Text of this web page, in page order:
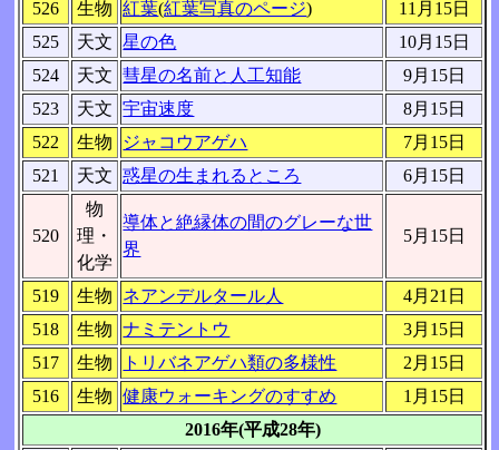
526
生物 紅葉(紅葉写真のページ)
11月15日
525
天文 星の色
10月15日
524
天文 彗星の名前と人工知能
9月15日
523
天文 宇宙速度
8月15日
522
生物 ジャコウアゲハ
7月15日
521
天文 惑星の生まれるところ 6月15日
520
物
理・
化学
導体と絶縁体の間のグレーな世
界
5月15日
519 生物 ネアンデルタール人
4月21日
518
生物 ナミテントウ
3月15日
517
生物 トリバネアゲハ類の多様性
2月15日
516
生物 健康ウォーキングのすすめ
1月15日
2016年(平成28年)